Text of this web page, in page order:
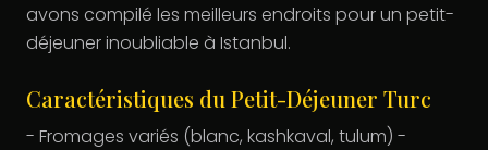
avons compilé les meilleurs endroits pour un petit-
déjeuner inoubliable à Istanbul.
Caractéristiques du Petit-Déjeuner Turc
- Fromages variés (blanc, kashkaval, tulum) -